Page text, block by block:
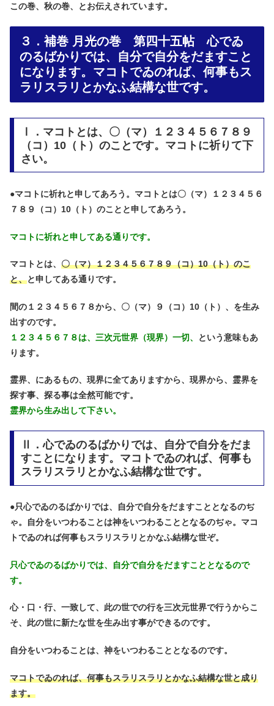
この巻、秋の巻、とお伝えされています。
３．補巻 月光の巻 第四十五帖 心でゐ
のるばかりでは、自分で自分をだますこと
になります。マコトでゐのれば、何事もス
ラリスラリとかなふ結構な世です。
Ⅰ．マコトとは、〇（マ）１２３４５６７８９
（コ）10（ト）のことです。マコトに祈りて下
さい。
●マコトに祈れと申してあろう。マコトとは〇（マ）１２３４５６
７８９（コ）10（ト）のことと申してあろう。
マコトに祈れと申してある通りです。
マコトとは、 〇（マ）１２３４５６７８９（コ）10（ト）のこ
と、と申してある通りです。
間の１２３４５６７８から、〇（マ）９（コ）10（ト）、を生み
出すのです。
１２３４５６７８は、三次元世界（現界）一切、
という意味もあ
ります。
霊界、にあるもの、現界に全てありますから、現界から、霊界を
探す事、探る事は全然可能です。
霊界から生み出して下さい。
Ⅱ．心でゐのるばかりでは、自分で自分をだま
すことになります。マコトでゐのれば、何事も
スラリスラリとかなふ結構な世です。
●只心でゐのるばかりでは、自分で自分をだますこととなるのぢ
ゃ。自分をいつわることは神をいつわることとなるのぢゃ。マコ
トでゐのれば何事もスラリスラリとかなふ結構な世ぞ。
只心でゐのるばかりでは、自分で自分をだますこととなるので
す。
心・口・行、一致して、此の世での行を三次元世界で行うからこ
そ、此の世に新たな世を生み出す事ができるのです。
自分をいつわることは、神をいつわることとなるのです。
マコトでゐのれば、何事もスラリスラリとかなふ結構な世と成り
ます。